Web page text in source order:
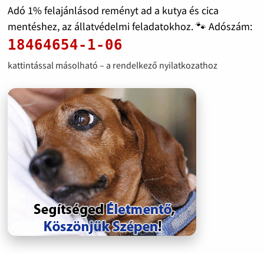
Adó 1% felajánlásod reményt ad a kutya és cica
mentéshez, az állatvédelmi feladatokhoz. 🐾 Adószám:
18464654-1-06
kattintással másolható – a rendelkező nyilatkozathoz